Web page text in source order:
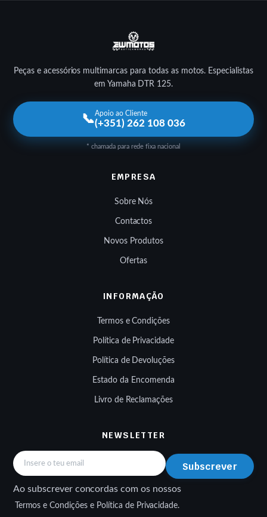
Peças e acessórios multimarcas para todas as motos. Especialistas
em Yamaha DTR 125.
📞Apoio ao Cliente
(+351) 262 108 036
* chamada para rede fixa nacional
EMPRESA
Sobre Nós
Contactos
Novos Produtos
Ofertas
INFORMAÇÃO
Termos e Condições
Política de Privacidade
Política de Devoluções
Estado da Encomenda
Livro de Reclamações
NEWSLETTER
Subscrever
Ao subscrever concordas com os nossos
Termos e Condições e Política de Privacidade.